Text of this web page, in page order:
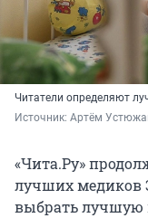
Читатели определяют
Источник: Артём
«Чита.Ру»
лучших медиков
выбрать лучшую